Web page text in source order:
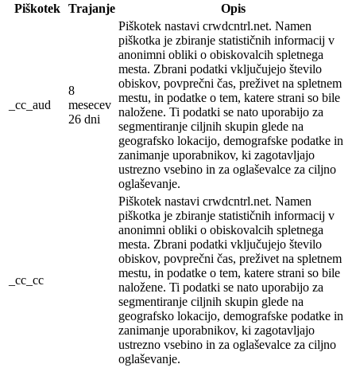
Piškotek
Trajanje Opis
_cc_aud
8
mesecev
26 dni
Piškotek nastavi crwdcntrl.net. Namen
piškotka je zbiranje statističnih informacij v
anonimni obliki o obiskovalcih spletnega
mesta. Zbrani podatki vključujejo število
obiskov, povprečni čas, preživet na spletnem
mestu, in podatke o tem, katere strani so bile
naložene. Ti podatki se nato uporabijo za
segmentiranje ciljnih skupin glede na
geografsko lokacijo, demografske podatke in
zanimanje uporabnikov, ki zagotavljajo
ustrezno vsebino in za oglaševalce za ciljno
oglaševanje.
_cc_cc
Piškotek nastavi crwdcntrl.net. Namen
piškotka je zbiranje statističnih informacij v
anonimni obliki o obiskovalcih spletnega
mesta. Zbrani podatki vključujejo število
obiskov, povprečni čas, preživet na spletnem
mestu, in podatke o tem, katere strani so bile
naložene. Ti podatki se nato uporabijo za
segmentiranje ciljnih skupin glede na
geografsko lokacijo, demografske podatke in
zanimanje uporabnikov, ki zagotavljajo
ustrezno vsebino in za oglaševalce za ciljno
oglaševanje.